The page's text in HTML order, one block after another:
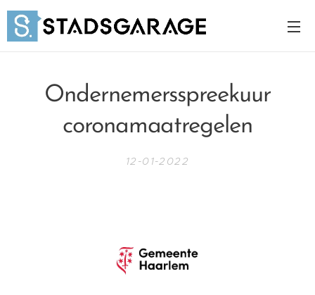
Ondernemersspreekuur
coronamaatregelen
12-01-2022